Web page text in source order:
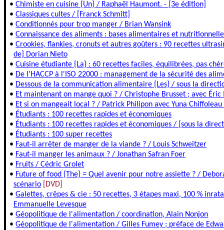
•Chimiste en cuisine {Un} / Raphaël Haumont. - [3e édition]
•Classiques cultes / [Franck Schmitt]
•Conditionnés pour trop manger / Brian Wansink
•Connaissance des aliments : bases alimentaires et
•Crookies, flankies, cronuts et autres goûters : 90 recettes
de] Dorian Nieto
•Cuisine étudiante {La} : 60 recettes faciles, équilibrées, pas
• De l'HACCP à l'ISO 22000 : management de la sécurité des
• Dessous de la communication alimentaire {Les} / sous la
• Et maintenant on mange quoi ? / Christophe Brusset ; avec
• Et si on mangeait local ? / Patrick Philipon avec Yuna
• Étudiants : 100 recettes rapides et économiques
• Étudiants : 100 recettes rapides et économiques / [sous la
• Étudiants : 100 super recettes
• Faut-il arrêter de manger de la viande ? / Louis Schweitzer
• Faut-il manger les animaux ? / Jonathan Safran Foer
• Fruits / Cédric Grolet
• Future of food {The} = Quel avenir pour notre assiette ? /
scénario
[DVD]
•Galettes, crêpes & cie : 50 recettes, 3 étapes maxi, 100 %
Emmanuelle Levesque
•Géopolitique de l'alimentation / coordination, Alain Nonjon
•Géopolitique de l'alimentation / Gilles Fumey ; préface de